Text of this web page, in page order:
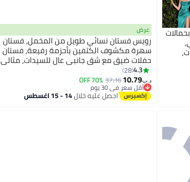
عرض
رويس فستان نسائي طويل من المخمل، فستان
سهرة مكشوف الكتفين بأحزمة رفيعة، فستان
حفلات ضيق مع شق جانبي عالٍ للسيدات، مثالي
لحفلات الزفاف أو الحفلات أو حفلات التخرج أو أي
مناسبة خاصة
4.3
28
د.ب‏10.79
37.16
70% OFF
أقل سعر في 30 يوم
أقل سعر في 30 يوماحصل عليه خلال14 - 15 اغسطس